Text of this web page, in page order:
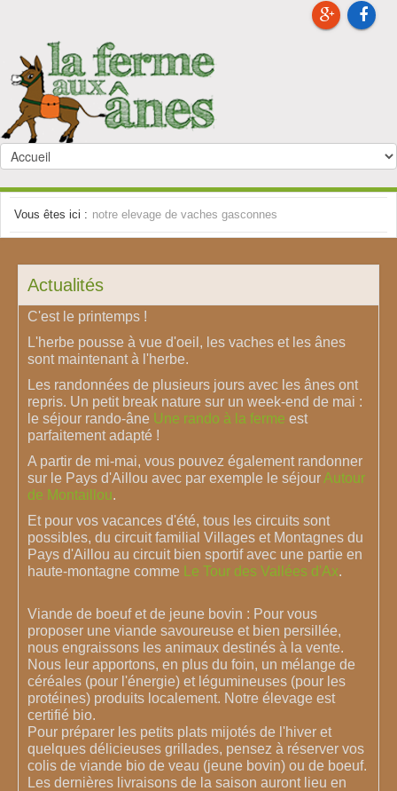
Vous êtes ici : notre elevage de vaches gasconnes
Actualités
C'est le printemps !
L'herbe pousse à vue d'oeil, les vaches et les ânes
sont maintenant à l'herbe.
Les randonnées de plusieurs jours avec les ânes ont
repris. Un petit break nature sur un week-end de mai :
le séjour rando-âne Une rando à la ferme est
parfaitement adapté !
A partir de mi-mai, vous pouvez également randonner
sur le Pays d'Aillou avec par exemple le séjour Autour
de Montaillou.
Et pour vos vacances d'été, tous les circuits sont
possibles, du circuit familial Villages et Montagnes du
Pays d'Aillou au circuit bien sportif avec une partie en
haute-montagne comme
Le Tour des Vallées d'Ax.
Viande de boeuf et de jeune bovin : Pour vous
proposer une viande savoureuse et bien persillée,
nous engraissons les animaux destinés à la vente.
Nous leur apportons, en plus du foin, un mélange de
céréales (pour l'énergie) et légumineuses (pour les
protéines) produits localement. Notre élevage est
certifié bio.
Pour préparer les petits plats mijotés de l'hiver et
quelques délicieuses grillades, pensez à réserver vos
colis de viande bio de veau (jeune bovin) ou de boeuf.
Les dernières livraisons de la saison auront lieu en